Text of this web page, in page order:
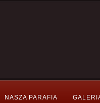
NASZA PARAFIA